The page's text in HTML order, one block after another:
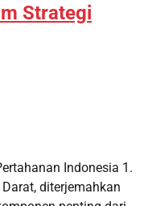
Strategi
Indonesia 1.
diterjemahkan